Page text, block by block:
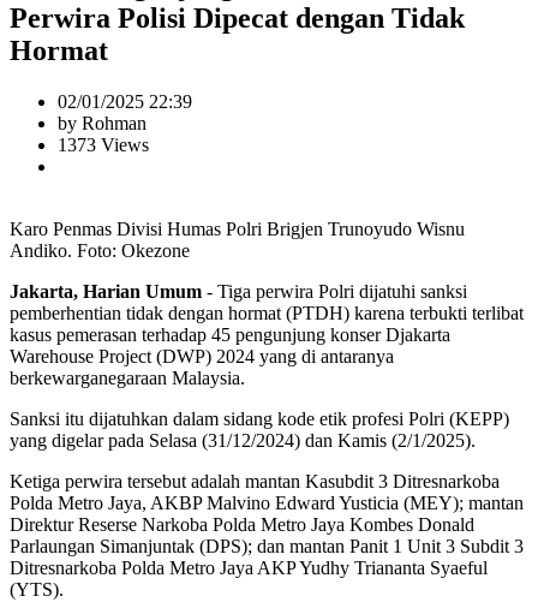
Perwira Polisi Dipecat dengan Tidak
Hormat
02/01/2025 22:39
by Rohman
1373 Views
Karo Penmas Divisi Humas Polri Brigjen Trunoyudo Wisnu
Andiko. Foto: Okezone
Jakarta, Harian Umum - Tiga perwira Polri dijatuhi sanksi
pemberhentian tidak dengan hormat (PTDH) karena terbukti terlibat
kasus pemerasan terhadap 45 pengunjung konser Djakarta
Warehouse Project (DWP) 2024 yang di antaranya
berkewarganegaraan Malaysia.
Sanksi itu dijatuhkan dalam sidang kode etik profesi Polri (KEPP)
yang digelar pada Selasa (31/12/2024) dan Kamis (2/1/2025).
Ketiga perwira tersebut adalah mantan Kasubdit 3 Ditresnarkoba
Polda Metro Jaya, AKBP Malvino Edward Yusticia (MEY); mantan
Direktur Reserse Narkoba Polda Metro Jaya Kombes Donald
Parlaungan Simanjuntak (DPS); dan mantan Panit 1 Unit 3 Subdit 3
Ditresnarkoba Polda Metro Jaya AKP Yudhy Triananta Syaeful
(YTS).